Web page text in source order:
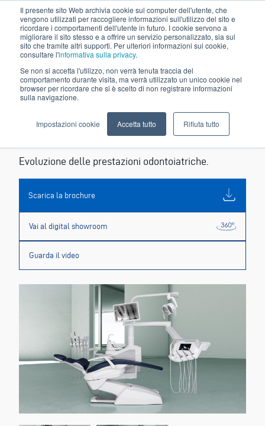
Il presente sito Web archivia cookie sul computer dell'utente, che
vengono utilizzati per raccogliere informazioni sull'utilizzo del sito e
ricordare i comportamenti dell'utente in futuro. I cookie servono a
migliorare il sito stesso e a offrire un servizio personalizzato, sia sul
sito che tramite altri supporti. Per ulteriori informazioni sui cookie,
consultare l'informativa sulla privacy.
Se non si accetta l'utilizzo, non verrà tenuta traccia del
comportamento durante visita, ma verrà utilizzato un unico cookie nel
browser per ricordare che si è scelto di non registrare informazioni
sulla navigazione.
Impostazioni cookie Accetta tutto Rifiuta tutto
S300
Evoluzione delle prestazioni odontoiatriche.
Scarica la brochure
Vai al digital showroom
Guarda il video